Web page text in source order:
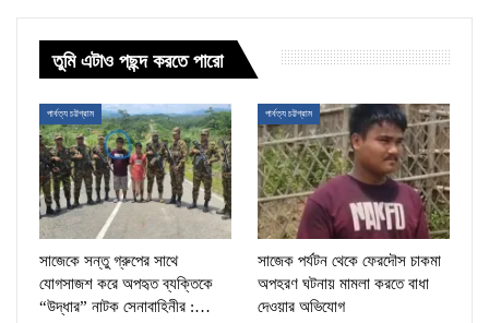
তুমি এটাও পছন্দ করতে পারো
পার্বত্য চট্টগ্রাম
সাজেকে সন্তু গ্রুপের সাথে
যোগসাজশ করে অপহৃত ব্যক্তিকে
“উদ্ধার” নাটক সেনাবাহিনীর :…
পার্বত্য চট্টগ্রাম
সাজেক পর্যটন থেকে ফেরদৌস চাকমা
অপহরণ ঘটনায় মামলা করতে বাধা
দেওয়ার অভিযোগ